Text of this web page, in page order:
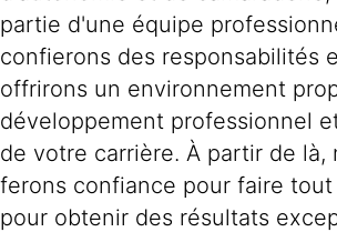
partie d'une équipe
confierons des responsabilités
offrirons un environnement
développement professionnel
de votre carrière. À partir de là,
ferons confiance pour faire
pour obtenir des résultats